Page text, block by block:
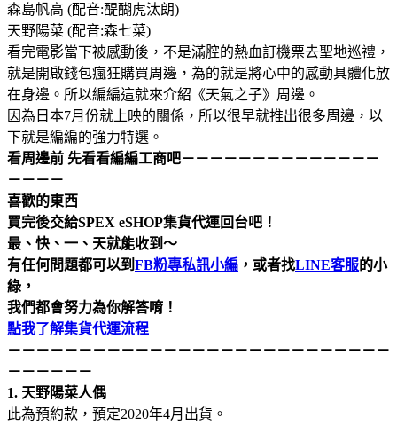
森島帆高 (配音:醍醐虎汰朗)
天野陽菜 (配音:森七菜)
看完電影當下被感動後，不是滿腔的熱血訂機票去聖地巡禮，
就是開啟錢包瘋狂購買周邊，為的就是將心中的感動具體化放
在身邊。所以編編這就來介紹《天氣之子》周邊。
因為日本7月份就上映的關係，所以很早就推出很多周邊，以
下就是編編的強力特選。
看周邊前 先看看編編工商吧－－－－－－－－－－－－－－
－－－－
喜歡的東西
買完後交給SPEX eSHOP集貨代運回台吧！
最、快、一、天就能收到～
有任何問題都可以到 FB粉專私訊小編 ，或者找LINE客服的小
綠，
我們都會努力為你解答唷！
點我了解集貨代運流程
－－－－－－－－－－－－－－－－－－－－－－－－－－－
－－－－－－
1. 天野陽菜人偶
此為預約款，預定2020年4月出貨。